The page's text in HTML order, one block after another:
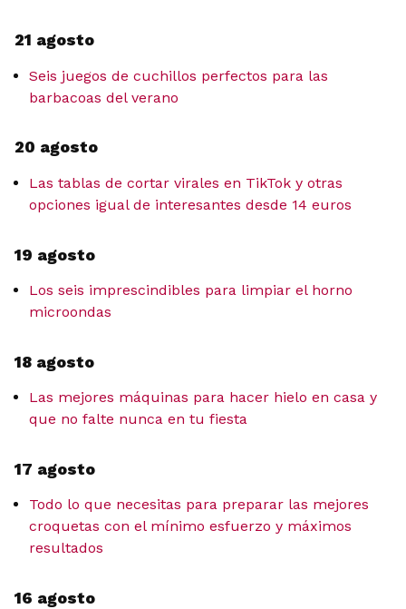
21 agosto
Seis juegos de cuchillos perfectos para las
barbacoas del verano
20 agosto
Las tablas de cortar virales en TikTok y otras
opciones igual de interesantes desde 14 euros
19 agosto
Los seis imprescindibles para limpiar el horno
microondas
18 agosto
Las mejores máquinas para hacer hielo en casa y
que no falte nunca en tu fiesta
17 agosto
Todo lo que necesitas para preparar las mejores
croquetas con el mínimo esfuerzo y máximos
resultados
16 agosto